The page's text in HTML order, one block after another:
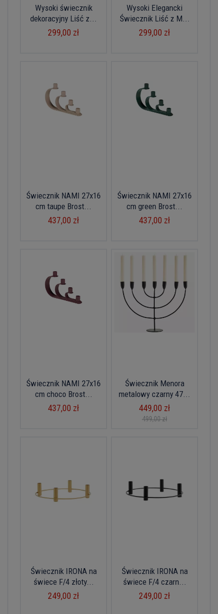
Wysoki świecznik
dekoracyjny Liść z...
299,00 zł
Wysoki Elegancki
Świecznik Liść z M...
299,00 zł
Świecznik NAMI 27x16
cm taupe Brost...
437,00 zł
Świecznik NAMI 27x16
cm green Brost...
437,00 zł
Świecznik NAMI 27x16
cm choco Brost...
437,00 zł
Świecznik Menora
metalowy czarny 47...
449,00 zł
499,00 zł
Świecznik IRONA na
świece F/4 złoty...
249,00 zł
Świecznik IRONA na
świece F/4 czarn...
249,00 zł